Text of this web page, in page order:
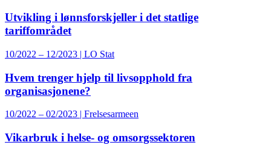
Utvikling i lønnsforskjeller i det statlige
tariffområdet
10/2022 – 12/2023 | LO Stat
Hvem trenger hjelp til livsopphold fra
organisasjonene?
10/2022 – 02/2023 | Frelsesarmeen
Vikarbruk i helse- og omsorgssektoren